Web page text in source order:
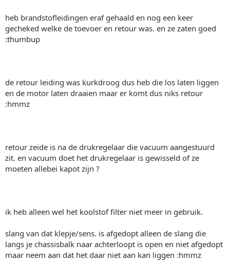
heb brandstofleidingen eraf gehaald en nog een keer
gecheked welke de toevoer en retour was. en ze zaten goed
:thumbup
de retour leiding was kurkdroog dus heb die los laten liggen
en de motor laten draaien maar er komt dus niks retour
:hmmz
retour zeide is na de drukregelaar die vacuum aangestuurd
zit. en vacuum doet het drukregelaar is gewisseld of ze
moeten allebei kapot zijn ?
ik heb alleen wel het koolstof filter niet meer in gebruik.
slang van dat klepje/sens. is afgedopt alleen de slang die
langs je chassisbalk naar achterloopt is open en niet afgedopt
maar neem aan dat het daar niet aan kan liggen :hmmz